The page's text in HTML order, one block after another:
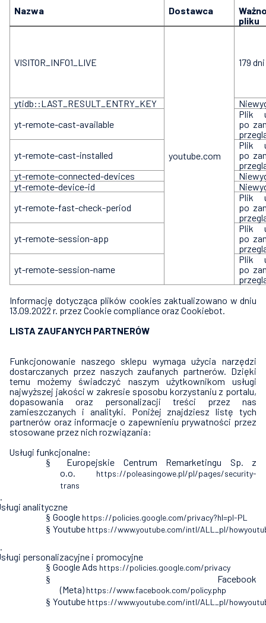
Nazwa Dostawca
pliku
VISITOR_INFO1_LIVE
youtube.com
179 dni
ytidb::LAST_RESULT_ENTRY_KEY
yt-remote-cast-available
Plik
po
yt-remote-cast-installed
Plik
po
yt-remote-connected-devices
yt-remote-device-id
yt-remote-fast-check-period
Plik
po
yt-remote-session-app
Plik
po
yt-remote-session-name
Plik
po
Informację dotycząca plików cookies zaktualizowano w dniu
13.09.2022 r. przez Cookie compliance oraz Cookiebot.
LISTA ZAUFANYCH PARTNERÓW
Funkcjonowanie naszego sklepu wymaga użycia narzędzi
dostarczanych przez naszych zaufanych partnerów. Dzięki
temu możemy świadczyć naszym użytkownikom usługi
najwyższej jakości w zakresie sposobu korzystaniu z portalu,
dopasowania oraz personalizacji treści przez nas
zamieszczanych i analityki. Poniżej znajdziesz listę tych
partnerów oraz informacje o zapewnieniu prywatności przez
stosowane przez nich rozwiązania:
Usługi funkcjonalne:
§
Europejskie Centrum Remarketingu Sp. z
o.o.
https://poleasingowe.pl/pl/pages/security-
trans
analityczne
§ Google https://policies.google.com/privacy?hl=pl-PL
§ Youtube https://www.youtube.com/intl/ALL_pl/
personalizacyjne i promocyjne
§ Google Ads https://policies.google.com/privacy
§
Facebook
(Meta) https://www.facebook.com/policy.php
§ Youtube https://www.youtube.com/intl/ALL_pl/